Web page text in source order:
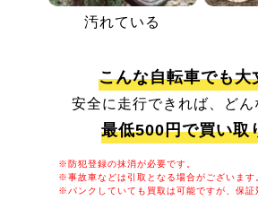
汚れている
こんな自転車でも大
安全に走行できれば、どん
最低500円で買い取
※防犯登録の抹消が必要です。
※事故車などは引取となる場合がございます
※パンクしていても買取は可能ですが、保証